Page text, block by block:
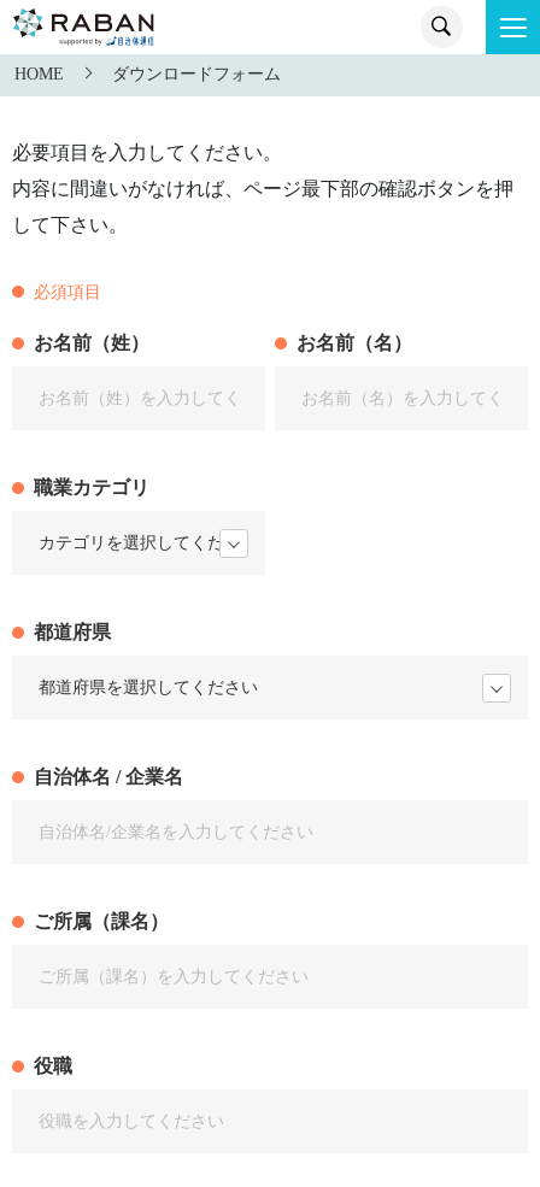
HOME ダウンロードフォーム
必要項目を入力してください。
内容に間違いがなければ、ページ最下部の確認ボタンを押
して下さい。
必須項目
お名前（姓） お名前（名）
職業カテゴリ
都道府県
自治体名 / 企業名
ご所属（課名）
役職